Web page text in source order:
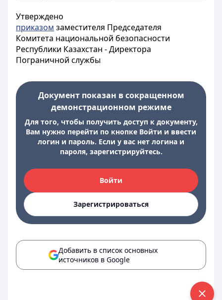
Утверждено
приказом заместителя Председателя
Комитета национальной безопасности
Республики Казахстан - Директора
Пограничной службы
Документ показан в сокращенном
демонстрационном режиме
Для того, чтобы получить доступ к документу,
Вам нужно перейти по кнопке Войти и ввести
логин и пароль. Если у вас нет логина и
пароля, зарегистрируйтесь.
Войти
Зарегистрироваться
Добавить в список основных
источников в Google